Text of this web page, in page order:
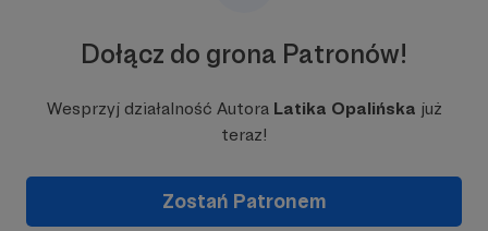
Dołącz do grona Patronów!
Wesprzyj działalność Autora Latika Opalińska już
teraz!
Zostań Patronem